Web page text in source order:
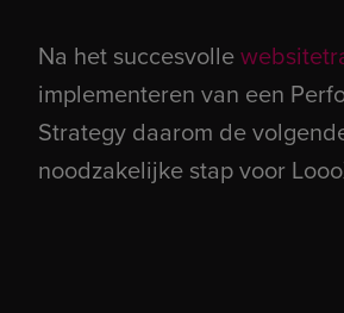
Na het succesvolle
implementeren van een
Strategy daarom de
noodzakelijke stap voor